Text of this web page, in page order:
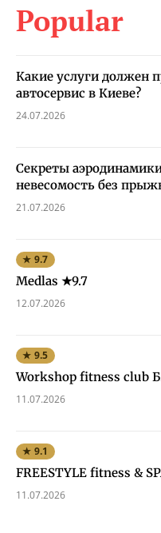
Popular
Какие услуги должен
автосервис в Киеве?
24.07.2026
Секреты
невесомость без
21.07.2026
★ 9.7
Medlas ★9.7
12.07.2026
★ 9.5
Workshop fitness club
11.07.2026
★ 9.1
FREESTYLE fitness &
11.07.2026